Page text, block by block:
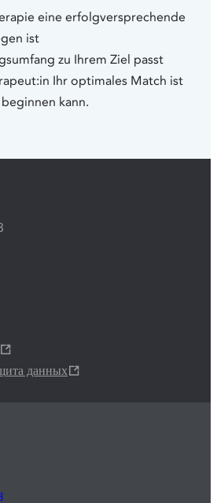
eine erfolgversprechende
ist
zu Ihrem Ziel passt
Ihr optimales Match ist
kann.
данных